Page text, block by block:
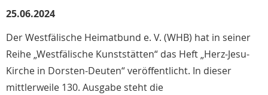
25.06.2024
Der Westfälische Heimatbund e. V. (WHB) hat in seiner
Reihe „Westfälische Kunststätten“ das Heft „Herz-Jesu-
Kirche in Dorsten-Deuten“ veröffentlicht. In dieser
mittlerweile 130. Ausgabe steht die